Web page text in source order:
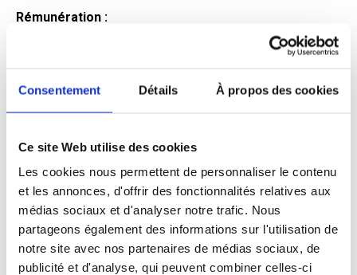
Consentement Détails À propos des cookies
Ce site Web utilise des cookies
Les cookies nous permettent de personnaliser le contenu
et les annonces, d'offrir des fonctionnalités relatives aux
médias sociaux et d'analyser notre trafic. Nous
partageons également des informations sur l'utilisation de
notre site avec nos partenaires de médias sociaux, de
publicité et d'analyse, qui peuvent combiner celles-ci
Rémunération :
Profil du
candidat
Qualifications et diplômes :
Profil recherché :